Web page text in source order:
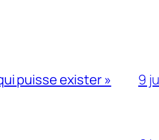
puisse exister » 9